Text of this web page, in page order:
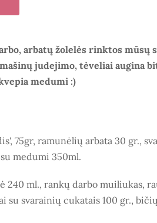
arbatų žolelės rinktos mūsų
judejimo, tėveliai augina
medumi :)
75gr, ramunėlių arbata 30 gr.,
medumi 350ml.
240 ml., rankų darbo muiliukas,
su svarainių cukatais 100 gr.,